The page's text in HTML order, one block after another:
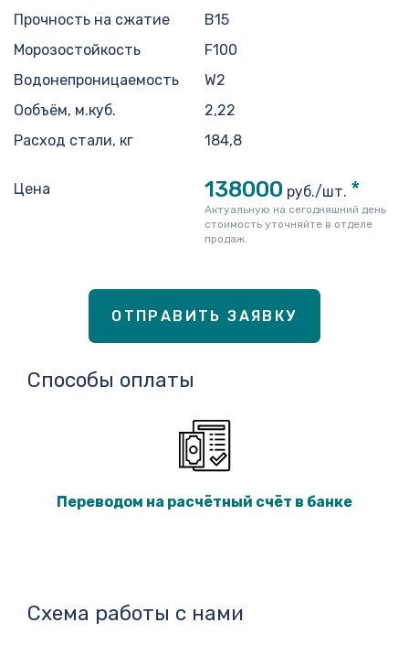
Прочность на сжатие
B15
Морозостойкость
F100
Водонепроницаемость
W2
Ообъём, м.куб.
2,22
Расход стали, кг
184,8
Цена 138000 руб./шт. *
Актуальную на сегодняшний день
стоимость уточняйте в отделе
продаж.
ОТПРАВИТЬ ЗАЯВКУ
Способы оплаты
Переводом на расчётный счёт в банке
Схема работы с нами